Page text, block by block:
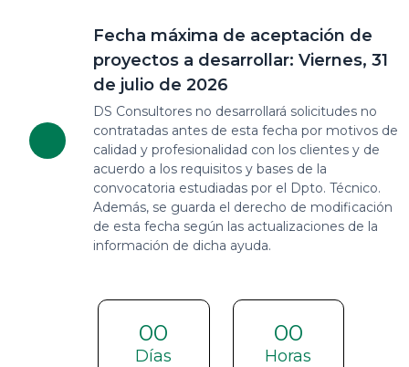
Fecha máxima de aceptación de
proyectos a desarrollar: Viernes, 31
de julio de 2026
DS Consultores no desarrollará solicitudes no
contratadas antes de esta fecha por motivos de
calidad y profesionalidad con los clientes y de
acuerdo a los requisitos y bases de la
convocatoria estudiadas por el Dpto. Técnico.
Además, se guarda el derecho de modificación
de esta fecha según las actualizaciones de la
información de dicha ayuda.
00
Días
00
Horas